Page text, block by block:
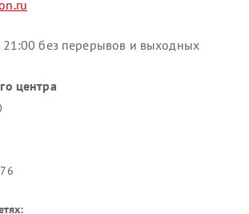
без перерывов и выходных
центра